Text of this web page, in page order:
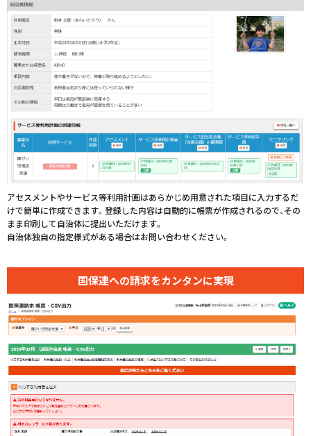
アセスメントやサービス等利用計画はあらかじめ用意された項目に入力するだ
けで簡単に作成できます。登録した内容は自動的に帳票が作成されるので、その
まま印刷して自治体に提出いただけます。
自治体独自の指定様式がある場合はお問い合わせください。
国保連への請求をカンタンに実現